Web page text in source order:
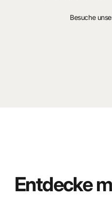
Schreckensherrschaft
Besuche
Entdecke